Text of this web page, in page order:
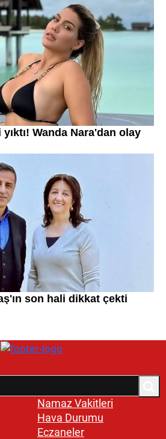
Namaz Vakitleri
Hava Durumu
Eczaneler